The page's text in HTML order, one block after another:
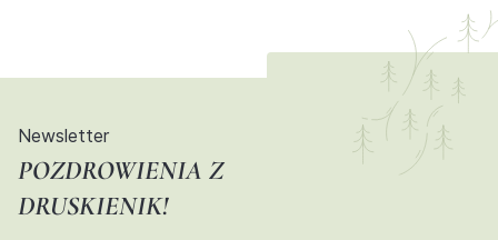
Newsletter
POZDROWIENIA Z
DRUSKIENIK!